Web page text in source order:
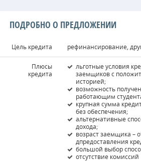
ПОДРОБНО О ПРЕДЛОЖЕНИИ
Цель кредита рефинансирование,
Плюсы
кредита
льготные условия
заемщиков с
историей;
возможность
работающим
крупная сумма
без обеспечения;
альтернативные
дохода;
возраст заемщика –
дпредоставления
большой выбор
отсутствие комиссий